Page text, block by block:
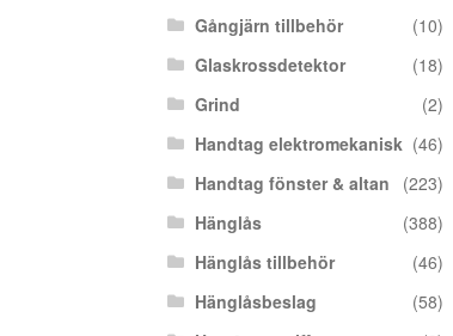
Gångjärn tillbehör
(10)
Glaskrossdetektor
(18)
Grind
(2)
Handtag elektromekanisk (46)
Handtag fönster & altan
(223)
Hänglås
(388)
Hänglås tillbehör
(46)
Hänglåsbeslag
(58)